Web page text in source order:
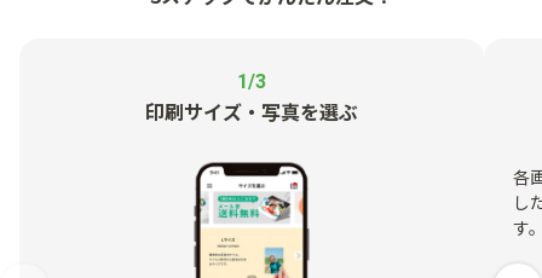
1/3
印刷サイズ・写真を選ぶ
各
し
す